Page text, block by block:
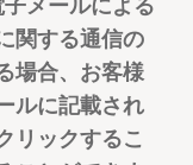
メールによる
関する通信の
場合、お客様
ルに記載され
リックするこ